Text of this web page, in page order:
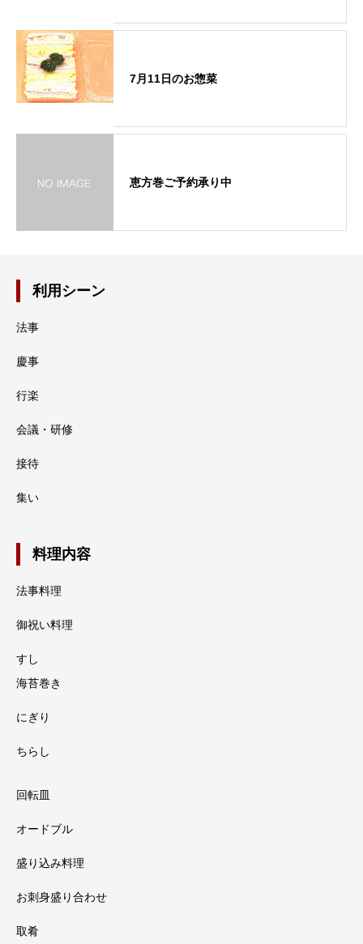
7月11日のお惣菜
恵方巻ご予約承り中
利用シーン
法事
慶事
行楽
会議・研修
接待
集い
料理内容
法事料理
御祝い料理
すし
海苔巻き
にぎり
ちらし
回転皿
オードブル
盛り込み料理
お刺身盛り合わせ
取肴